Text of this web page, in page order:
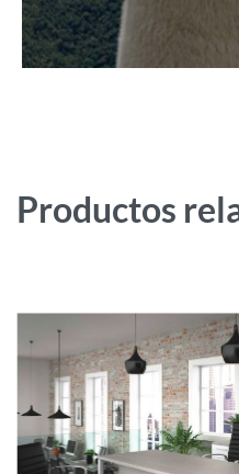
Productos